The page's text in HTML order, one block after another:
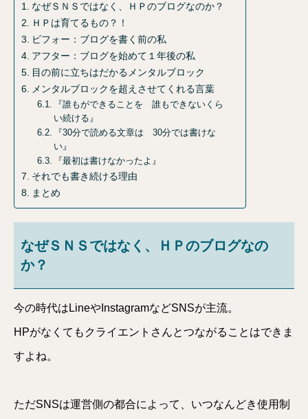
なぜＳＮＳではなく、ＨＰのブログなのか？
ＨＰは育てるもの？！
ビフォー：ブログを書く前の私
アフター：ブログを始めて１年後の私
目の前に立ちはだかるメンタルブロック
メンタルブロックを超えさせてくれる言葉
『誰もができることを 誰もできないくら
い続ける』
『30分で読める文章は 30分では書けな
い』
『最初は書けなかったよ』
それでも書き続ける理由
まとめ
なぜＳＮＳではなく、ＨＰのブログなの
か？
今の時代はLineやInstagramなどSNSが主流。
HPがなくてもクライエントさんとつながることはできま
すよね。
ただSNSは運営側の都合によって、いつなんどき使用制